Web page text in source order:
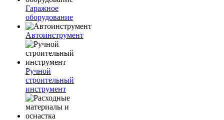
Гаражное
оборудование
Автоинструмент
Ручной
строительный
инструмент